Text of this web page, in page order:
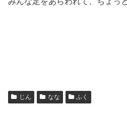
じん なな ふく